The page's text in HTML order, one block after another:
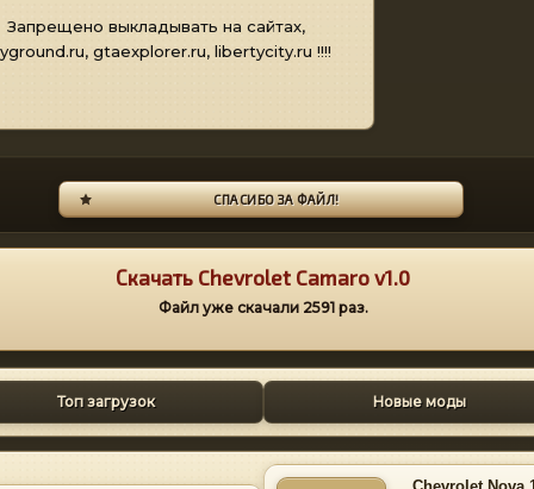
Запрещено выкладывать на сайтах,
gtaexplorer.ru, libertycity.ru !!!!
СПАСИБО ЗА ФАЙЛ!
Скачать Chevrolet Camaro v1.0
Файл уже скачали 2591раз.
Топ загрузок Новые моды